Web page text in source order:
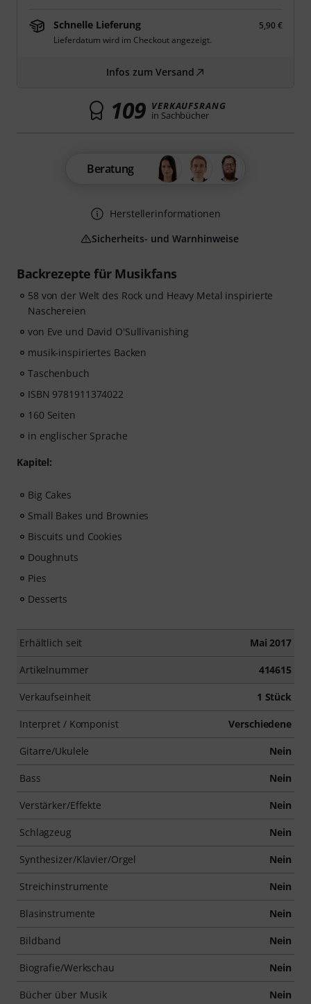
Backrezepte für Musikfans
58 von der Welt des Rock und Heavy Metal inspirierte
Naschereien
von Eve und David O'Sullivanishing
musik-inspiriertes Backen
Taschenbuch
ISBN 9781911374022
160 Seiten
in englischer Sprache
Kapitel:
Big Cakes
Small Bakes und Brownies
Biscuits und Cookies
Doughnuts
Pies
Desserts
Erhältlich seit Mai 2017
Artikelnummer 414615
Verkaufseinheit 1 Stück
Interpret / Komponist Verschiedene
Gitarre/Ukulele Nein
Bass Nein
Verstärker/Effekte Nein
Schlagzeug Nein
Synthesizer/Klavier/Orgel Nein
Streichinstrumente Nein
Blasinstrumente Nein
Bildband Nein
Biografie/Werkschau Nein
Bücher über Musik Nein
Schnelle Lieferung
5,90 €
Lieferdatum wird im Checkout angezeigt.
Infos zum Versand
109 VERKAUFSRANG
in Sachbücher
Beratung
Herstellerinformationen
Sicherheits- und Warnhinweise